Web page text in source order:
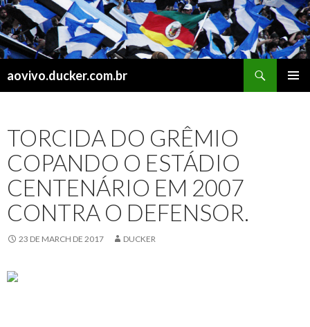
aovivo.ducker.com.br
‪TORCIDA DO GRÊMIO
COPANDO O ESTÁDIO
CENTENÁRIO EM 2007
CONTRA O DEFENSOR.‬
23 DE MARCH DE 2017 DUCKER